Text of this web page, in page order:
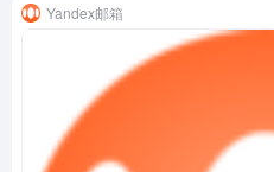
Yandex邮箱